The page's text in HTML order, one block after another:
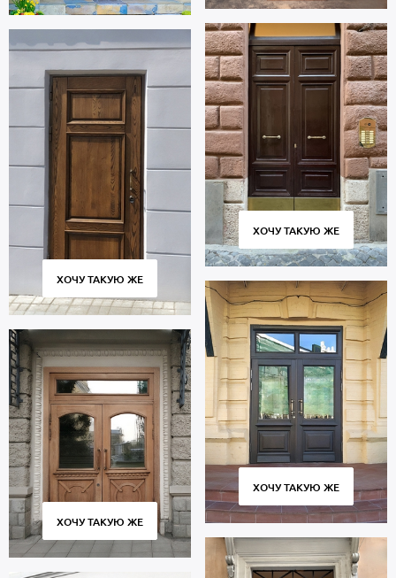
ХОЧУ ТАКУЮ ЖЕ
ХОЧУ ТАКУЮ ЖЕ
ХОЧУ ТАКУЮ ЖЕ
ХОЧУ ТАКУЮ ЖЕ